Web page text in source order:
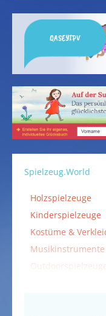
QASEYIPV
Spielzeug.World
Holzspielzeuge
Kinderspielzeuge
Kostüme &
Musikinstrumente